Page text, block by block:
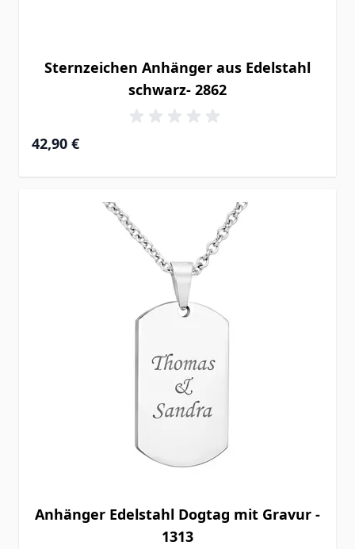
Sternzeichen Anhänger aus Edelstahl
schwarz- 2862
42,90 €
Anhänger Edelstahl Dogtag mit Gravur -
1313